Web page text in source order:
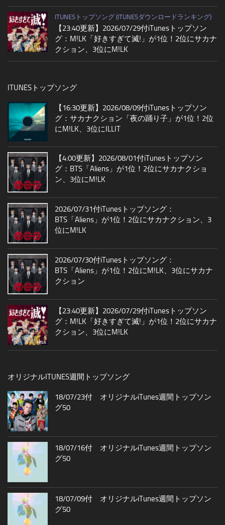
ITUNESトップソング (ITUNESダウンロードランキング)
【23:40更新】2026/07/29付iTunesトップソン
グ：M!LK「好きすぎて滅!」が1位！2位にサカナ
クション、3位にM!LK
ITUNESトップソング
【16:30更新】2026/08/09付iTunesトップソン
グ：サカナクション「夜の踊り子」が1位！2位
にM!LK、3位にILLIT
【4:00更新】2026/08/01付iTunesトップソン
グ：BTS「Aliens」が1位！2位にサカナクショ
ン、3位にM!LK
2026/07/31付iTunesトップソング：
BTS「Aliens」が1位！2位にサカナクション、3
位にM!LK
2026/07/30付iTunesトップソング：
BTS「Aliens」が1位！2位にM!LK、3位にサカナ
クション
【23:40更新】2026/07/29付iTunesトップソン
グ：M!LK「好きすぎて滅!」が1位！2位にサカナ
クション、3位にM!LK
オリジナルITUNES週間トップソング
18/07/23付 オリジナルiTunes週間トップソン
グ50
18/07/16付 オリジナルiTunes週間トップソン
グ50
18/07/09付 オリジナルiTunes週間トップソン
グ50